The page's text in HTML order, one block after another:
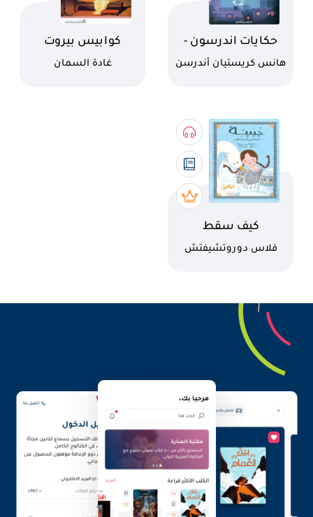
اسم الكتاب
حكايات اندرسون -
حورية البحر
كاتب
هانس كريستيان أندرسن
اسم الكتاب
كوابيس بيروت
(رواية)كاتب
غادة السمان
اسم الكتاب
كيف سقط
السروال من حسان
كاتب
فلاس دوروتشيفتش